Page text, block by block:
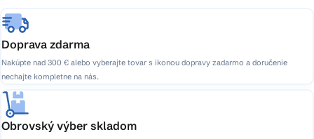
e
Doprava zdarma
Nakúpte nad 300 € alebo vyberajte tovar s ikonou dopravy zadarmo a doručenie
nechajte kompletne na nás.
Obrovský výber skladom